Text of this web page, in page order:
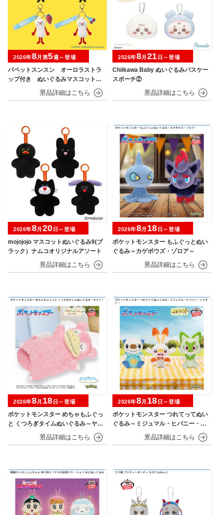
パペットスンスン オーロラストラ
ップ付き ぬいぐるみマスコット
フルーツver.
2026年8月第5週～登場
Chiikawa Baby ぬいぐるみパスケー
スポーチ②
2026年8月 21 日～登場
mojojojo マスコットぬいぐるみ9(ブ
ラック）ナムコオリジナルアソート
2026年8月 20 日～登場
ポケットモンスター もふぐっとぬい
ぐるみ～カゲボウズ・ゾロア～
2026年8月 18 日～登場
ポケットモンスター めちゃもふぐっ
と くつろぎタイムぬいぐるみ～ヤド
2026年8月 18 日～登場
ポケットモンスター つれてってぬい
ぐるみ～ミジュマル・ヒバニー・ニ
2026年8月 18 日～登場